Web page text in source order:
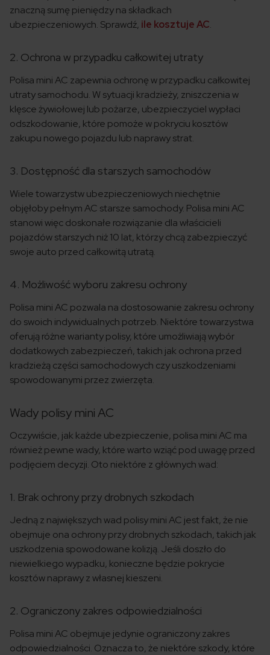
znaczną sumę pieniędzy na składkach
ubezpieczeniowych. Sprawdź, ile kosztuje AC.
2. Ochrona w przypadku całkowitej utraty
Polisa mini AC zapewnia ochronę w przypadku całkowitej
utraty samochodu. W sytuacji kradzieży, zniszczenia w
klęsce żywiołowej lub pożarze, ubezpieczyciel wypłaci
odszkodowanie, które pomoże w pokryciu kosztów
zakupu nowego pojazdu lub naprawy strat.
3. Dostępność dla starszych samochodów
Wiele towarzystw ubezpieczeniowych niechętnie
objęłoby pełnym AC starsze samochody. Polisa mini AC
stanowi więc doskonałe rozwiązanie dla właścicieli
pojazdów starszych niż 10 lat, którzy chcą zabezpieczyć
swoje auto przed całkowitą utratą.
4. Możliwość wyboru zakresu ochrony
Polisa mini AC pozwala na dostosowanie zakresu ochrony
do swoich indywidualnych potrzeb. Niektóre towarzystwa
oferują różne warianty polisy, które umożliwiają wybór
dodatkowych zabezpieczeń, takich jak ochrona przed
kradzieżą części samochodowych czy uszkodzeniami
spowodowanymi przez zwierzęta.
Wady polisy mini AC
Oczywiście, jak każde ubezpieczenie, polisa mini AC ma
również pewne wady, które warto wziąć pod uwagę przed
podjęciem decyzji. Oto niektóre z głównych wad:
1. Brak ochrony przy drobnych szkodach
Jedną z największych wad polisy mini AC jest fakt, że nie
obejmuje ona ochrony przy drobnych szkodach, takich jak
uszkodzenia spowodowane kolizją. Jeśli doszło do
niewielkiego wypadku, konieczne będzie pokrycie
kosztów naprawy z własnej kieszeni.
2. Ograniczony zakres odpowiedzialności
Polisa mini AC obejmuje jedynie ograniczony zakres
odpowiedzialności. Oznacza to, że niektóre szkody, które